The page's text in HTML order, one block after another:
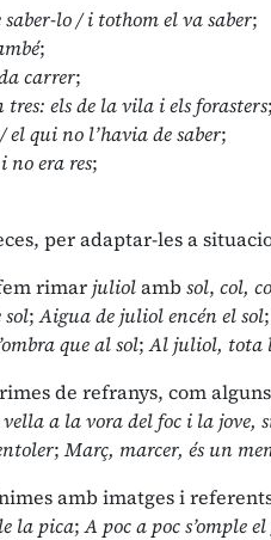
lo / i tothom el va saber;
;
carrer;
tres: els de la vila i els forasters;
el qui no l’havia de saber;
no era res;
per adaptar-les a
rimar juliolambsol, col,
;Aigua de juliol encén el sol;
que al sol;Al juliol, tota
de refranys, com
a la vora del foc i la jove,
; Març, marcer, és un
amb imatges i
la pica;A poc a poc s’omple